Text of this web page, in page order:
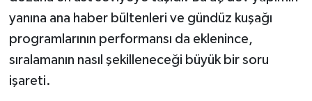
yanına ana haber bültenleri ve gündüz kuşağı
programlarının performansı da eklenince,
sıralamanın nasıl şekilleneceği büyük bir soru
işareti.